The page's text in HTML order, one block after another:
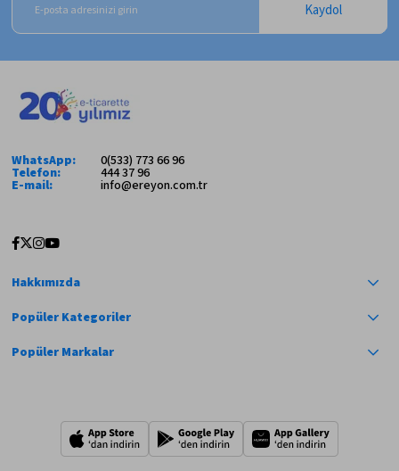
Kaydol
WhatsApp: 0(533) 773 66 96
Telefon: 444 37 96
E-mail: info@ereyon.com.tr
Hakkımızda
Popüler Kategoriler
Popüler Markalar